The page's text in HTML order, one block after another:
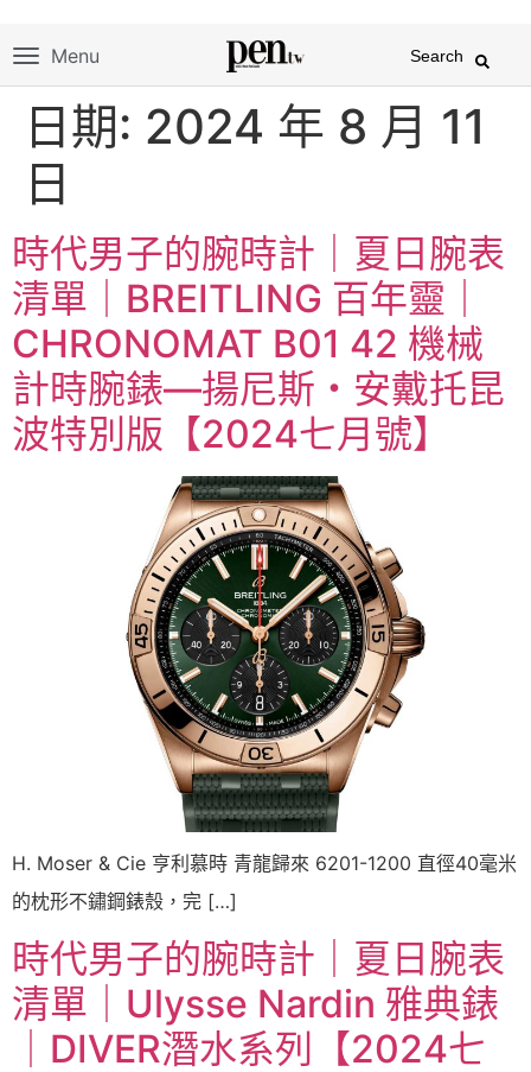
Menu Search
日期: 2024 年 8 月 11
日
時代男子的腕時計｜夏日腕表
清單｜BREITLING 百年靈｜
CHRONOMAT B01 42 機械
計時腕錶—揚尼斯・安戴托昆
波特別版【2024七月號】
H. Moser & Cie 亨利慕時 青龍歸來 6201-1200 直徑40毫米
的枕形不鏽鋼錶殼，完 […]
時代男子的腕時計｜夏日腕表
清單｜Ulysse Nardin 雅典錶
｜DIVER潛水系列【2024七